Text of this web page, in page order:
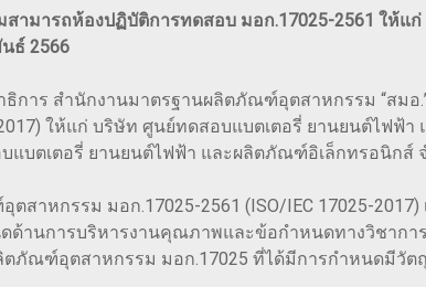
สามารถห้องปฏิบัติการทดสอบ มอก.17025-2561 ให้
ธ์ 2566
ธิการ สำนักงานมาตรฐานผลิตภัณฑ์อุตสาหกรรม “สม
2017) ให้แก่ บริษัท ศูนย์ทดสอบแบตเตอรี่ ยานยนต์ไ
แบตเตอรี่ ยานยนต์ไฟฟ้า และผลิตภัณฑ์อิเล็กทรอนิกส์
สาหกรรม มอก.17025-2561 (ISO/IEC 17025-
ด้านการบริหารงานคุณภาพและข้อกำหนดทางวิชาก
ภัณฑ์อุตสาหกรรม มอก.17025 ที่ได้มีการกำหนดมีวัตถุ